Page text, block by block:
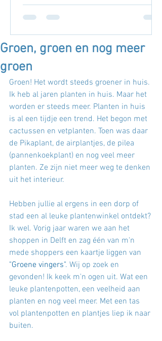
Groen, groen en nog meer
groen
Groen! Het wordt steeds groener in huis.
Ik heb al jaren planten in huis. Maar het
worden er steeds meer. Planten in huis
is al een tijdje een trend. Het begon met
cactussen en vetplanten. Toen was daar
de Pikaplant, de airplantjes, de pilea
(pannenkoekplant) en nog veel meer
planten. Ze zijn niet meer weg te denken
uit het interieur.
Hebben jullie al ergens in een dorp of
stad een al leuke plantenwinkel ontdekt?
Ik wel. Vorig jaar waren we aan het
shoppen in Delft en zag één van m'n
mede shoppers een kaartje liggen van
"Groene vingers". Wij op zoek en
gevonden! Ik keek m'n ogen uit. Wat een
leuke plantenpotten, een veelheid aan
planten en nog veel meer. Met een tas
vol plantenpotten en plantjes liep ik naar
buiten.